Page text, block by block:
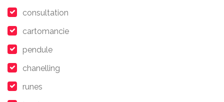
consultation
cartomancie
pendule
chanelling
runes